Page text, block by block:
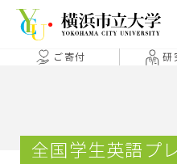
本文へ移動
ご寄付 研
全国学生英語プ